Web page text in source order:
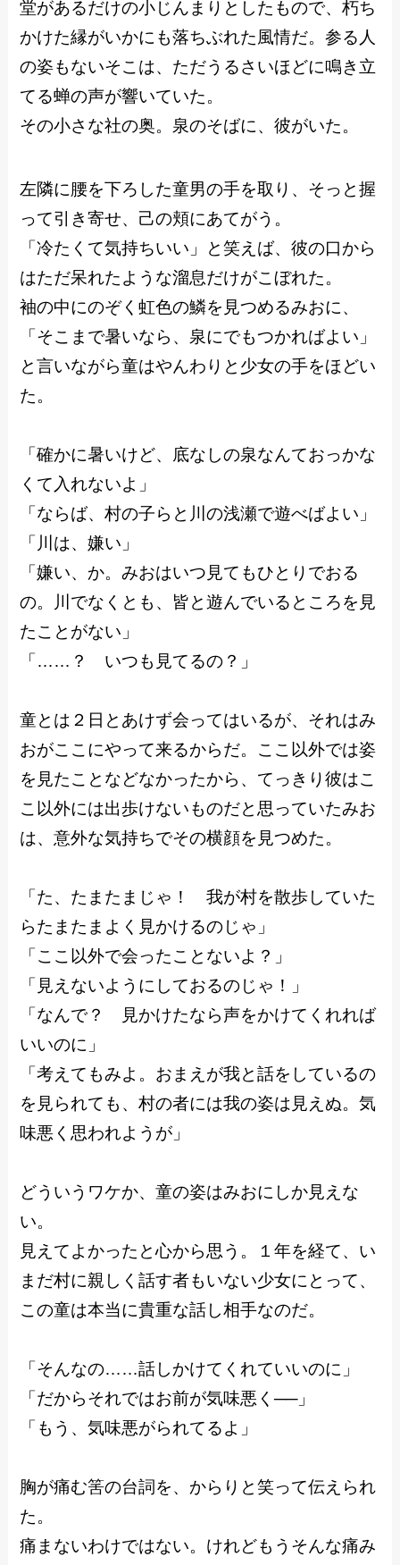
堂があるだけの小じんまりとしたもので、朽ち
かけた縁がいかにも落ちぶれた風情だ。参る人
の姿もないそこは、ただうるさいほどに鳴き立
てる蝉の声が響いていた。
その小さな社の奥。泉のそばに、彼がいた。
左隣に腰を下ろした童男の手を取り、そっと握
って引き寄せ、己の頬にあてがう。
「冷たくて気持ちいい」と笑えば、彼の口から
はただ呆れたような溜息だけがこぼれた。
袖の中にのぞく虹色の鱗を見つめるみおに、
「そこまで暑いなら、泉にでもつかればよい」
と言いながら童はやんわりと少女の手をほどい
た。
「確かに暑いけど、底なしの泉なんておっかな
くて入れないよ」
「ならば、村の子らと川の浅瀬で遊べばよい」
「川は、嫌い」
「嫌い、か。みおはいつ見てもひとりでおる
の。川でなくとも、皆と遊んでいるところを見
たことがない」
「……？ いつも見てるの？」
童とは２日とあけず会ってはいるが、それはみ
おがここにやって来るからだ。ここ以外では姿
を見たことなどなかったから、てっきり彼はこ
こ以外には出歩けないものだと思っていたみお
は、意外な気持ちでその横顔を見つめた。
「た、たまたまじゃ！ 我が村を散歩していた
らたまたまよく見かけるのじゃ」
「ここ以外で会ったことないよ？」
「見えないようにしておるのじゃ！」
「なんで？ 見かけたなら声をかけてくれれば
いいのに」
「考えてもみよ。おまえが我と話をしているの
を見られても、村の者には我の姿は見えぬ。気
味悪く思われようが」
どういうワケか、童の姿はみおにしか見えな
い。
見えてよかったと心から思う。１年を経て、い
まだ村に親しく話す者もいない少女にとって、
この童は本当に貴重な話し相手なのだ。
「そんなの……話しかけてくれていいのに」
「だからそれではお前が気味悪く──」
「もう、気味悪がられてるよ」
胸が痛む筈の台詞を、からりと笑って伝えられ
た。
痛まないわけではない。けれどもうそんな痛み